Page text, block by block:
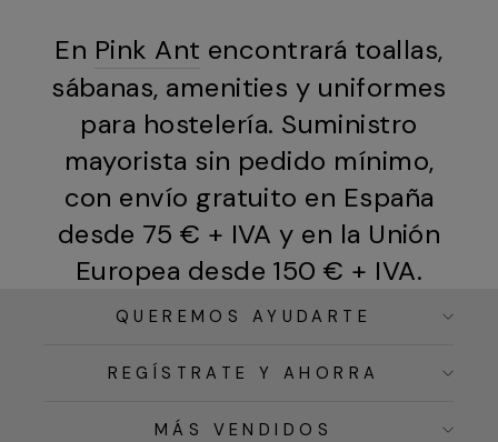
En Pink Ant encontrará toallas,
sábanas, amenities y uniformes
para hostelería. Suministro
mayorista sin pedido mínimo,
con envío gratuito en España
desde 75 € + IVA y en la Unión
Europea desde 150 € + IVA.
QUEREMOS AYUDARTE
REGÍSTRATE Y AHORRA
MÁS VENDIDOS